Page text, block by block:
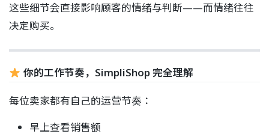
这些细节会直接影响顾客的情绪与判断——而情绪往往
决定购买。
你的工作节奏，SimpliShop 完全理解
每位卖家都有自己的运营节奏：
早上查看销售额